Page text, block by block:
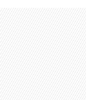
Skip to main content